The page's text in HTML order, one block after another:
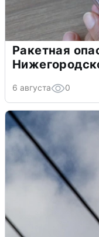
Ракетная
6 августа 0